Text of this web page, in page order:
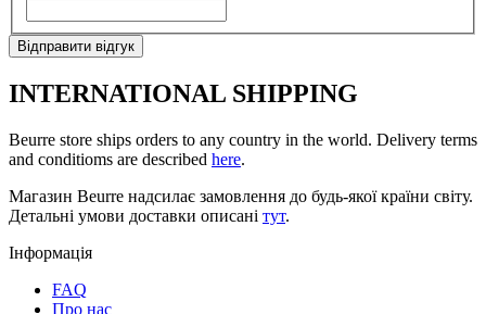
Відправити відгук
INTERNATIONAL SHIPPING
Beurre store ships orders to any country in the world. Delivery terms
and conditioms are described here.
Магазин Beurre надсилає замовлення до будь-якої країни світу.
Детальні умови доставки описані тут.
Інформація
FAQ
Про нас